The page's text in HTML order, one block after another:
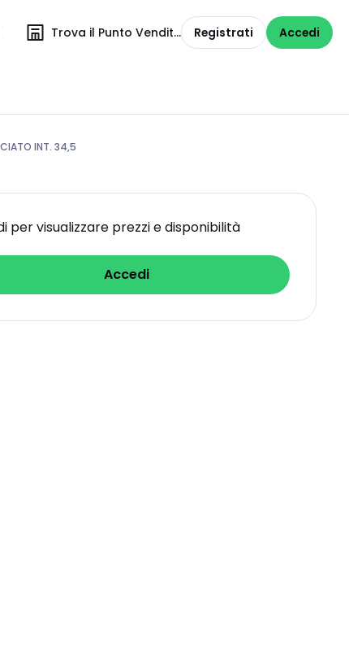
Trova il Punto Vendita Registrati Accedi
INT. 34,5
per visualizzare prezzi e disponibilità
Accedi